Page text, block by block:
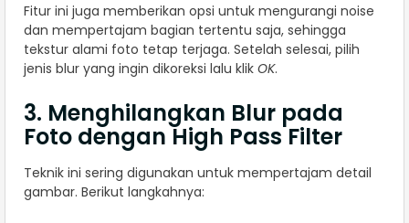
Fitur ini juga memberikan opsi untuk mengurangi noise
dan mempertajam bagian tertentu saja, sehingga
tekstur alami foto tetap terjaga. Setelah selesai, pilih
jenis blur yang ingin dikoreksi lalu klik OK.
3. Menghilangkan Blur pada
Foto dengan High Pass Filter
Teknik ini sering digunakan untuk mempertajam detail
gambar. Berikut langkahnya: